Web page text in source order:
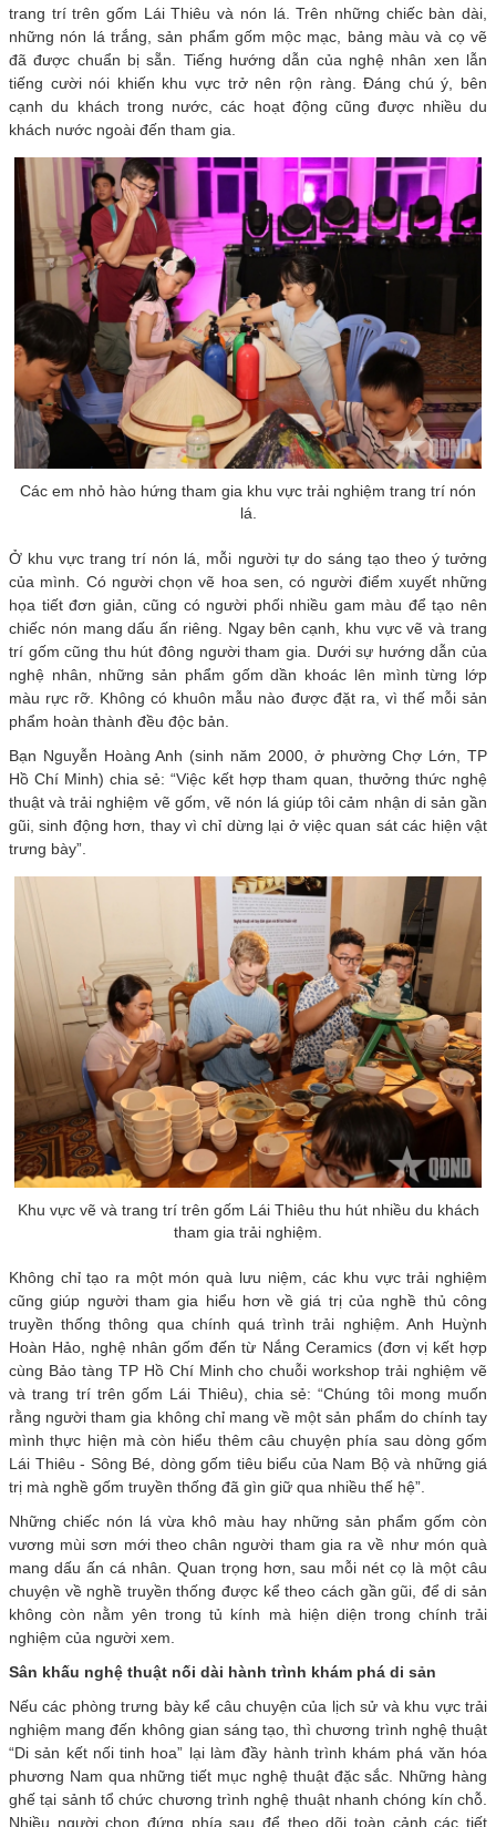
trang trí trên gốm Lái Thiêu và nón lá. Trên những chiếc bàn dài,
những nón lá trắng, sản phẩm gốm mộc mạc, bảng màu và cọ vẽ
đã được chuẩn bị sẵn. Tiếng hướng dẫn của nghệ nhân xen lẫn
tiếng cười nói khiến khu vực trở nên rộn ràng. Đáng chú ý, bên
cạnh du khách trong nước, các hoạt động cũng được nhiều du
khách nước ngoài đến tham gia.
Các em nhỏ hào hứng tham gia khu vực trải nghiệm trang trí nón
lá.
Ở khu vực trang trí nón lá, mỗi người tự do sáng tạo theo ý tưởng
của mình. Có người chọn vẽ hoa sen, có người điểm xuyết những
họa tiết đơn giản, cũng có người phối nhiều gam màu để tạo nên
chiếc nón mang dấu ấn riêng. Ngay bên cạnh, khu vực vẽ và trang
trí gốm cũng thu hút đông người tham gia. Dưới sự hướng dẫn của
nghệ nhân, những sản phẩm gốm dần khoác lên mình từng lớp
màu rực rỡ. Không có khuôn mẫu nào được đặt ra, vì thế mỗi sản
phẩm hoàn thành đều độc bản.
Bạn Nguyễn Hoàng Anh (sinh năm 2000, ở phường Chợ Lớn, TP
Hồ Chí Minh) chia sẻ: “Việc kết hợp tham quan, thưởng thức nghệ
thuật và trải nghiệm vẽ gốm, vẽ nón lá giúp tôi cảm nhận di sản gần
gũi, sinh động hơn, thay vì chỉ dừng lại ở việc quan sát các hiện vật
trưng bày”.
Khu vực vẽ và trang trí trên gốm Lái Thiêu thu hút nhiều du khách
tham gia trải nghiệm.
Không chỉ tạo ra một món quà lưu niệm, các khu vực trải nghiệm
cũng giúp người tham gia hiểu hơn về giá trị của nghề thủ công
truyền thống thông qua chính quá trình trải nghiệm. Anh Huỳnh
Hoàn Hảo, nghệ nhân gốm đến từ Nắng Ceramics (đơn vị kết hợp
cùng Bảo tàng TP Hồ Chí Minh cho chuỗi workshop trải nghiệm vẽ
và trang trí trên gốm Lái Thiêu), chia sẻ: “Chúng tôi mong muốn
rằng người tham gia không chỉ mang về một sản phẩm do chính tay
mình thực hiện mà còn hiểu thêm câu chuyện phía sau dòng gốm
Lái Thiêu - Sông Bé, dòng gốm tiêu biểu của Nam Bộ và những giá
trị mà nghề gốm truyền thống đã gìn giữ qua nhiều thế hệ”.
Những chiếc nón lá vừa khô màu hay những sản phẩm gốm còn
vương mùi sơn mới theo chân người tham gia ra về như món quà
mang dấu ấn cá nhân. Quan trọng hơn, sau mỗi nét cọ là một câu
chuyện về nghề truyền thống được kể theo cách gần gũi, để di sản
không còn nằm yên trong tủ kính mà hiện diện trong chính trải
nghiệm của người xem.
Sân khấu nghệ thuật nối dài hành trình khám phá di sản
Nếu các phòng trưng bày kể câu chuyện của lịch sử và khu vực trải
nghiệm mang đến không gian sáng tạo, thì chương trình nghệ thuật
“Di sản kết nối tinh hoa” lại làm đầy hành trình khám phá văn hóa
phương Nam qua những tiết mục nghệ thuật đặc sắc. Những hàng
ghế tại sảnh tổ chức chương trình nghệ thuật nhanh chóng kín chỗ.
Nhiều người chọn đứng phía sau để theo dõi toàn cảnh các tiết